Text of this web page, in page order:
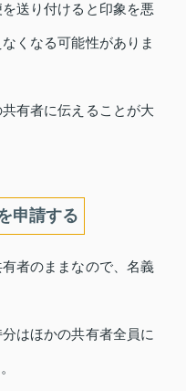
送り付けると印象を悪
くなる可能性がありま
有者に伝えることが大
申請する
者のままなので、名義
はほかの共有者全員に